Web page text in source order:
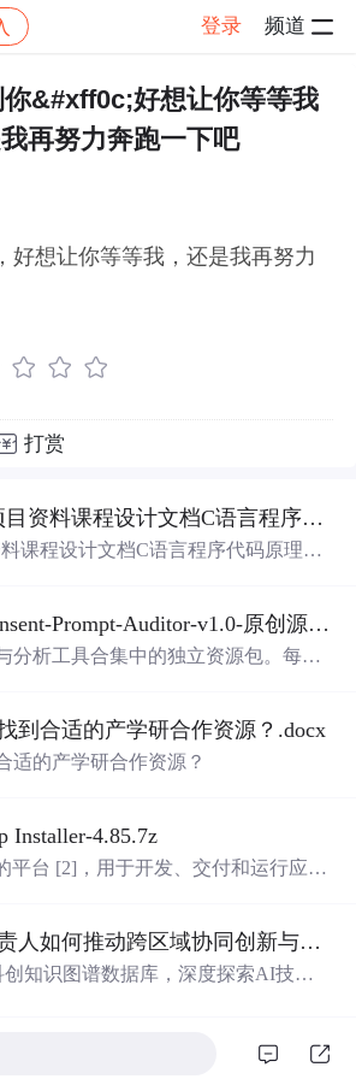
登录 频道
感慨 帖子详情
&#xff0c;好想让你等等我
再努力奔跑一下吧
好想让你等等我，还是我再努力
打赏
stm32单片机项目资料课程设计文档C语言程序代码原理图电路PCB实例五种PWM反馈控制模式研究
课程设计文档C语言程序代码原理图
Agent-Tool-Consent-Prompt-Auditor-v1.0-原创源码与文档.zip
分析工具合集中的独立资源包。每个
、功能清单、MIT License及原创与授
目录，执行npm test验证算法，
截图、论文、生产日志或其他受限素
AI应用工程、测试审计和课程实践。
到合适的产学研合作资源？.docx
适的产学研合作资源？
Installer-4.85.7z
平台 [2]，用于开发、交付和运行应用
的环境中运行
国央企创新负责人如何推动跨区域协同创新与资源互补？.docx
知识图谱数据库，深度探索AI技术
解决方案，推动科技创新与产业创新